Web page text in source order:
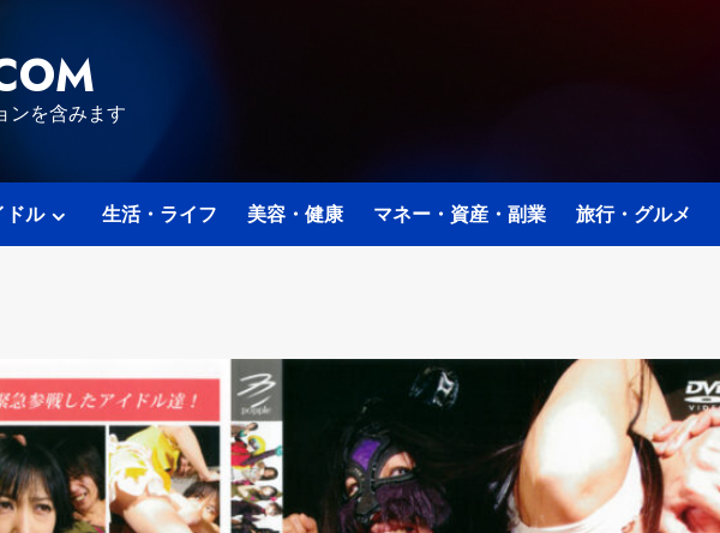
ンを含みます
ドル 生活・ライフ 美容・健康 マネー・資産・副業 旅行・グルメ